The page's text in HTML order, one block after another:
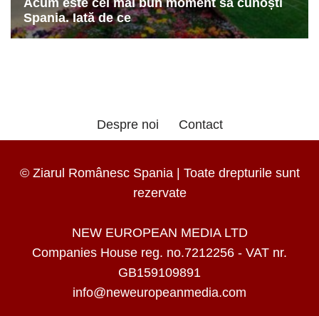
Despre noi Contact
© Ziarul Românesc Spania | Toate drepturile sunt
rezervate
NEW EUROPEAN MEDIA LTD
Companies House reg. no.7212256 - VAT nr.
GB159109891
info@neweuropeanmedia.com